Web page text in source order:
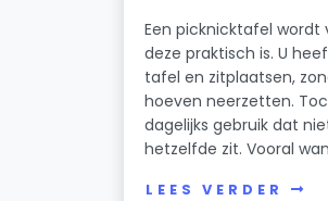
Een picknicktafel
deze praktisch is. U
tafel en zitplaatsen,
hoeven neerzetten.
dagelijks gebruik dat
hetzelfde zit. Vooral
LEES VERDER